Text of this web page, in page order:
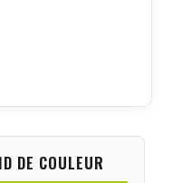
DE COULEUR